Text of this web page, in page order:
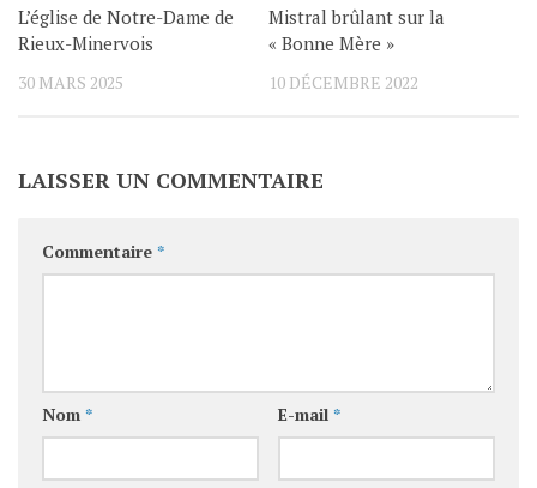
L’église de Notre-Dame de
Rieux-Minervois
30 MARS 2025
Mistral brûlant sur la
« Bonne Mère »
10 DÉCEMBRE 2022
LAISSER UN COMMENTAIRE
Commentaire *
Nom * E-mail *